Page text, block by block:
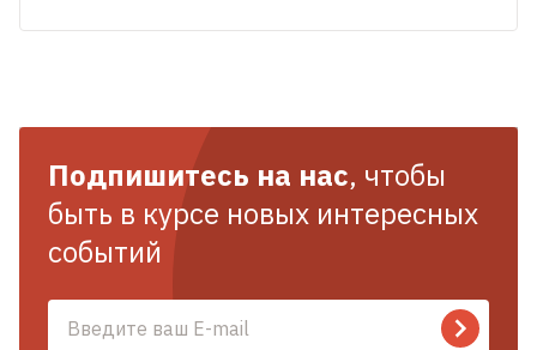
Подпишитесь на нас, чтобы
быть в курсе новых интересных
событий